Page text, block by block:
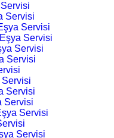
Servisi
Servisi
Servisi
Servisi
Servisi
Servisi
Servisi
Servisi
Servisi